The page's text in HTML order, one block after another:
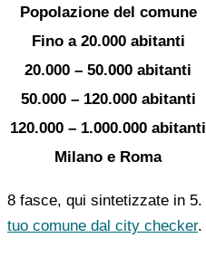
Popolazione del comune
Fino a 20.000 abitanti
20.000 – 50.000 abitanti
50.000 – 120.000 abitanti
120.000 – 1.000.000 abitanti
Milano e Roma
8 fasce, qui sintetizzate in 5.
tuo comune dal city checker.